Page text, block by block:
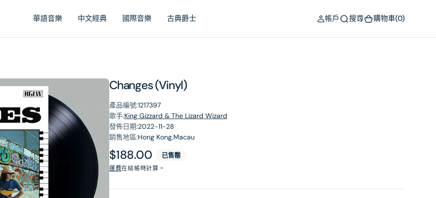
華語音樂 中文經典 國際音樂 古典爵士 帳戶 搜尋 購物車(0)
Changes (Vinyl)
產品編號:1217397
歌手:King Gizzard & The Lizard Wizard
發佈日期:2022-11-28
銷售地區:Hong Kong,Macau
原
價
$188.00 已售罄
運費在結帳時計算。